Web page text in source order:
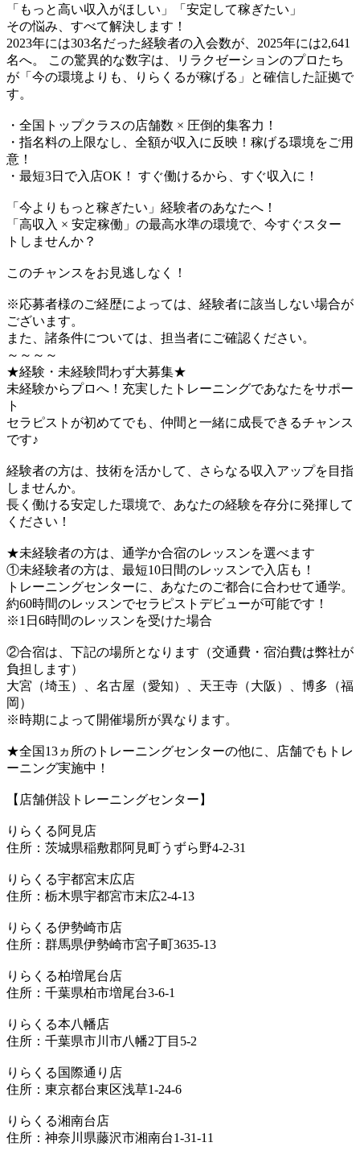
「もっと高い収入がほしい」「安定して稼ぎたい」
その悩み、すべて解決します！
2023年には303名だった経験者の入会数が、2025年には2,641
名へ。 この驚異的な数字は、リラクゼーションのプロたち
が「今の環境よりも、りらくるが稼げる」と確信した証拠で
す。
・全国トップクラスの店舗数 × 圧倒的集客力！
・指名料の上限なし、全額が収入に反映！稼げる環境をご用
意！
・最短3日で入店OK！ すぐ働けるから、すぐ収入に！
「今よりもっと稼ぎたい」経験者のあなたへ！
「高収入 × 安定稼働」の最高水準の環境で、今すぐスター
トしませんか？
このチャンスをお見逃しなく！
※応募者様のご経歴によっては、経験者に該当しない場合が
ございます。
また、諸条件については、担当者にご確認ください。
～～～～
★経験・未経験問わず大募集★
未経験からプロへ！充実したトレーニングであなたをサポー
ト
セラピストが初めてでも、仲間と一緒に成長できるチャンス
です♪
経験者の方は、技術を活かして、さらなる収入アップを目指
しませんか。
長く働ける安定した環境で、あなたの経験を存分に発揮して
ください！
★未経験者の方は、通学か合宿のレッスンを選べます
①未経験者の方は、最短10日間のレッスンで入店も！
トレーニングセンターに、あなたのご都合に合わせて通学。
約60時間のレッスンでセラピストデビューが可能です！
※1日6時間のレッスンを受けた場合
②合宿は、下記の場所となります（交通費・宿泊費は弊社が
負担します）
大宮（埼玉）、名古屋（愛知）、天王寺（大阪）、博多（福
岡）
※時期によって開催場所が異なります。
★全国13ヵ所のトレーニングセンターの他に、店舗でもトレ
ーニング実施中！
【店舗併設トレーニングセンター】
りらくる阿見店
住所：茨城県稲敷郡阿見町うずら野4-2-31
りらくる宇都宮末広店
住所：栃木県宇都宮市末広2-4-13
りらくる伊勢崎市店
住所：群馬県伊勢崎市宮子町3635-13
りらくる柏増尾台店
住所：千葉県柏市増尾台3-6-1
りらくる本八幡店
住所：千葉県市川市八幡2丁目5-2
りらくる国際通り店
住所：東京都台東区浅草1-24-6
りらくる湘南台店
住所：神奈川県藤沢市湘南台1-31-11